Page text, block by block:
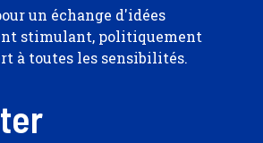
un échange d'idées
stimulant, politiquement
à toutes les sensibilités.